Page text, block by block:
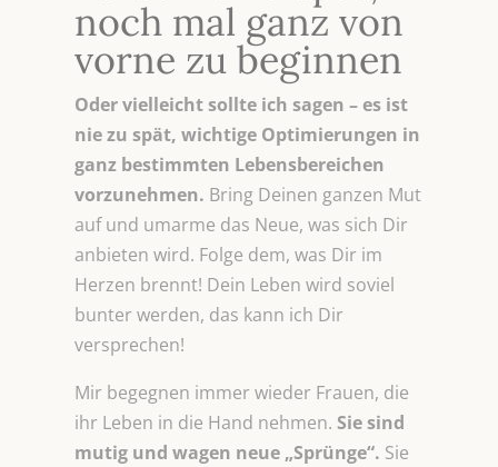
noch mal ganz von
vorne zu beginnen
Oder vielleicht sollte ich sagen – es ist
nie zu spät, wichtige Optimierungen in
ganz bestimmten Lebensbereichen
vorzunehmen. Bring Deinen ganzen Mut
auf und umarme das Neue, was sich Dir
anbieten wird. Folge dem, was Dir im
Herzen brennt! Dein Leben wird soviel
bunter werden, das kann ich Dir
versprechen!
Mir begegnen immer wieder Frauen, die
ihr Leben in die Hand nehmen.Sie sind
mutig und wagen neue „Sprünge“. Sie